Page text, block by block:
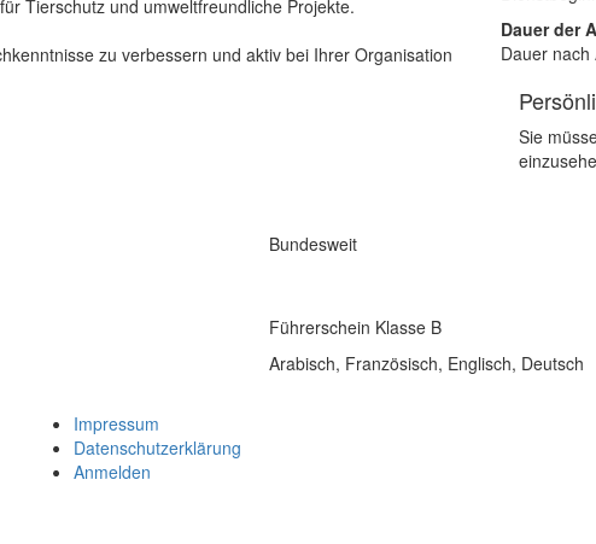
Tierschutz und umweltfreundliche Projekte.
zu verbessern und aktiv bei Ihrer Organisation
Dauer der
Dauer nach
Sie
Bundesweit
Führerschein Klasse B
Arabisch, Französisch, Englisch, Deutsch
Impressum
Datenschutzerklärung
Anmelden